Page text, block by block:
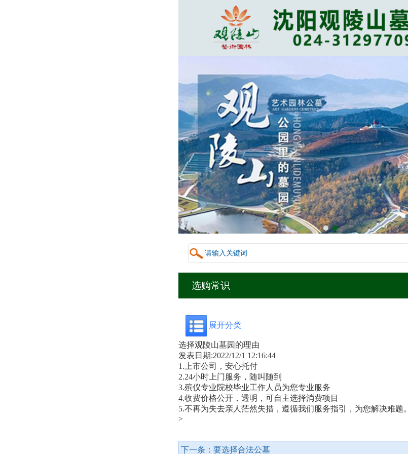
选购常识
展开分类
选择观陵山墓园的理由
发表日期:2022/12/1 12:16:44
1.上市公司，安心托付
2.24小时上门服务，随叫随到
3.殡仪专业院校毕业工作人员为您专业服务
4.收费价格公开，透明，可自主选择消费项目
5.不再为失去亲人茫然失措，遵循我们服务指引，为您解决难题。
>
下一条： 要选择合法公墓